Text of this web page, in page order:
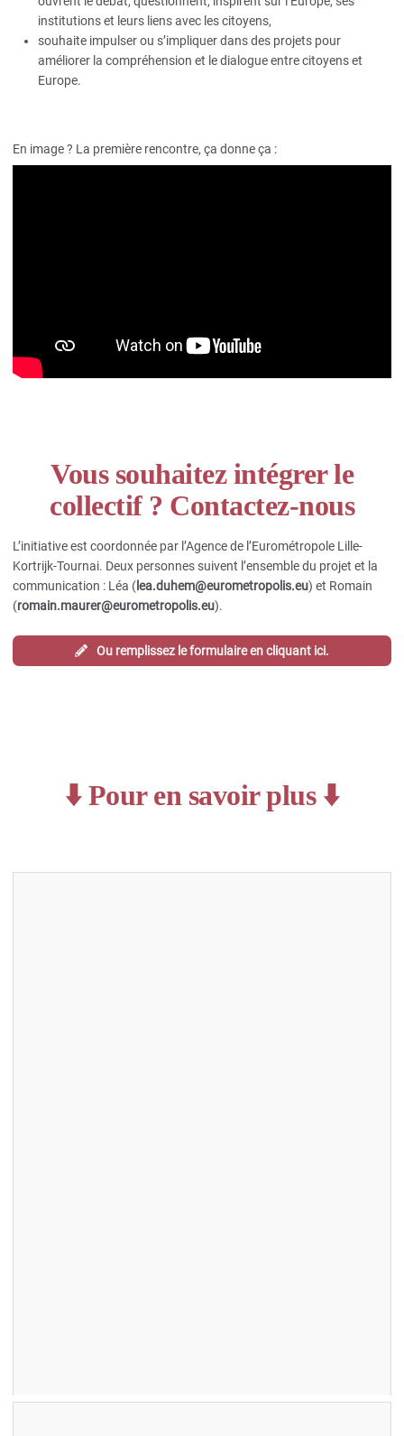
institutions et leurs liens avec les citoyens,
souhaite impulser ou s’impliquer dans des projets pour
améliorer la compréhension et le dialogue entre citoyens et
Europe.
En image ? La première rencontre, ça donne ça :
Vous souhaitez intégrer le
collectif ? Contactez-nous
L’initiative est coordonnée par l’Agence de l’Eurométropole Lille-
Kortrijk-Tournai. Deux personnes suivent l’ensemble du projet et la
communication : Léa (lea.duhem@eurometropolis.eu) et Romain
(romain.maurer@eurometropolis.eu).
Ou remplissez le formulaire en cliquant ici.
⬇️ Pour en savoir plus ⬇️